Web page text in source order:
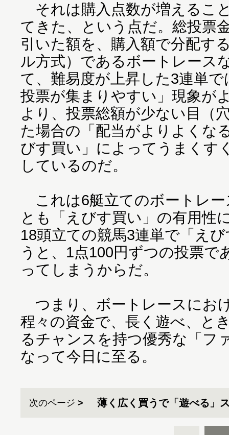
それは購入点数が増えるこ
てきた、という点だ。総投票
引いた額を、購入額で分配す
ル方式）であるボートレース
て、難易度が上昇した3連単
投票が集まりやすい」現象が
より、投票総額が少ない目（
た場合の「配当がよりよくな
びす買い」によってうまくす
しているのだ。
これは6艇立てのボートレ
とも「えびす買い」の有用性
18頭立ての競馬3連単で「え
うと、1点100円ずつの投票で
ってしまうからだ。
つまり、ボートレースにお
程々の資金で、長く遊べ、と
るチャンスを持つ優秀な「フ
なって今日に至る。
次のページ 薄く広く買うで「遊べる」